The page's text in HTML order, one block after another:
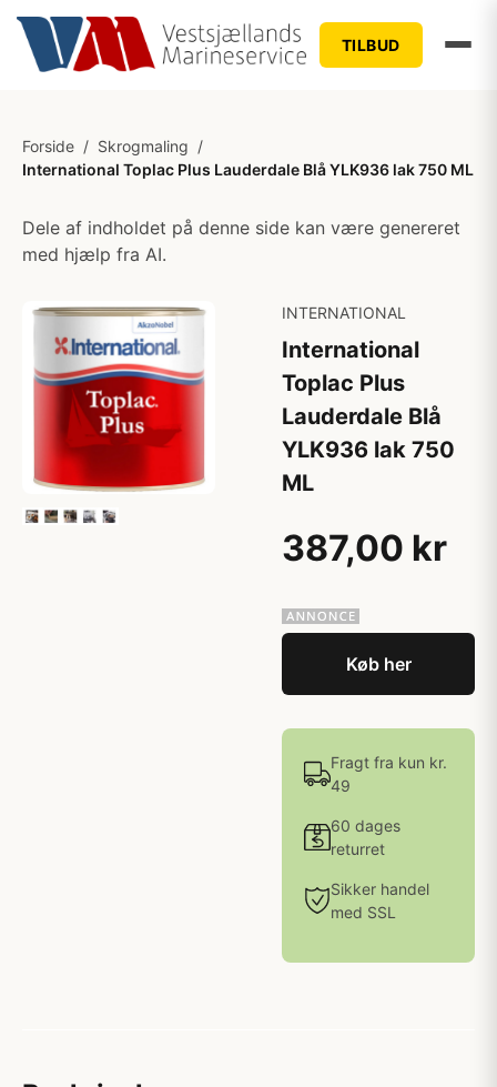
TILBUD
Forside / Skrogmaling /
International Toplac Plus Lauderdale Blå YLK936 lak 750 ML
Dele af indholdet på denne side kan være genereret
med hjælp fra AI.
INTERNATIONAL
International
Toplac Plus
Lauderdale Blå
YLK936 lak 750
ML
387,00 kr
Køb her
Fragt fra kun kr.
49
60 dages
returret
Sikker handel
med SSL